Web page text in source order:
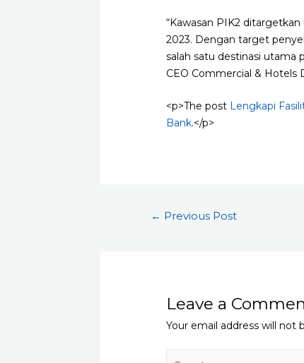
“Kawasan PIK2
2023. Dengan target
salah satu destinasi utama
CEO Commercial & Hotels
<p>The post Lengkapi
Bank.</p>
← Previous Post
Leave a
Your email address will not